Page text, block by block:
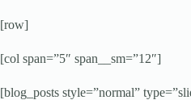
[row]
[col span=”5″ span__sm=”12″]
[blog_posts style=”normal”